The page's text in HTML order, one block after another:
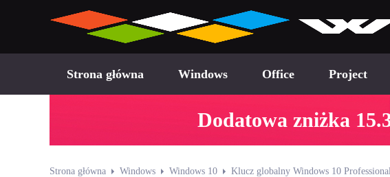
Strona główna Windows Office Project
Dodatowa zniżka
Strona główna Windows Windows 10 Klucz globalny Windows 10